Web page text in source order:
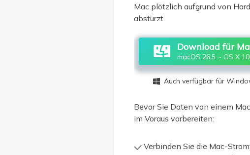
Mac plötzlich aufgrund von
abstürzt.
Download für
macOS 26.5 ~ OS X
 Auch verfügbar für
Bevor Sie Daten von einem
im Voraus vorbereiten:
Verbinden Sie die Mac-